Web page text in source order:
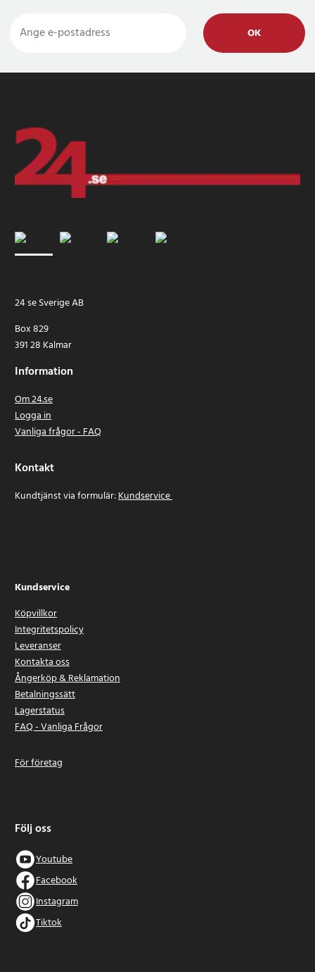
OK
24 se Sverige AB
Box 829
391 28 Kalmar
Information
Om 24.se
Logga in
Vanliga frågor - FAQ
Kontakt
Kundtjänst via formulär:Kundservice
Kundservice
Köpvillkor
Integritetspolicy
Leveranser
Kontakta oss
Ångerköp & Reklamation
Betalningssätt
Lagerstatus
FAQ - Vanliga Frågor
För företag
Följ oss
Youtube
Facebook
Instagram
Tiktok